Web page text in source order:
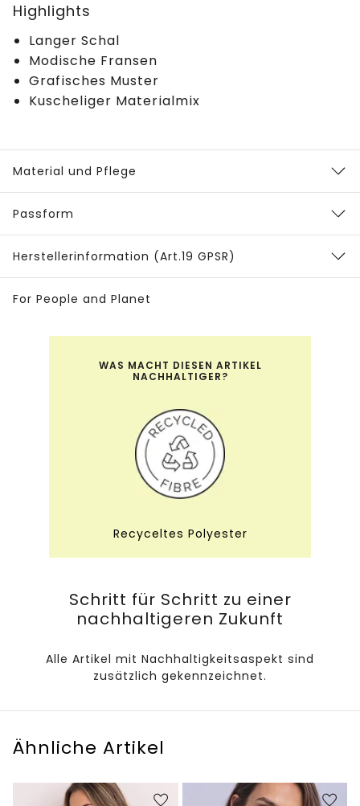
Highlights
Langer Schal
Modische Fransen
Grafisches Muster
Kuscheliger Materialmix
Material und Pflege
Passform
Herstellerinformation (Art.19 GPSR)
For People and Planet
WAS MACHT DIESEN ARTIKEL
NACHHALTIGER?
Recyceltes Polyester
Schritt für Schritt zu einer
nachhaltigeren Zukunft
Alle Artikel mit Nachhaltigkeitsaspekt sind
zusätzlich gekennzeichnet.
Ähnliche Artikel